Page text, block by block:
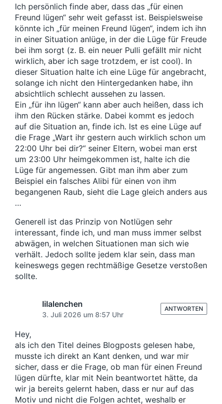
Ich persönlich finde aber, dass das „für einen
Freund lügen“ sehr weit gefasst ist. Beispielsweise
könnte ich „für meinen Freund lügen“, indem ich ihn
in einer Situation anlüge, in der die Lüge für Freude
bei ihm sorgt (z. B. ein neuer Pulli gefällt mir nicht
wirklich, aber ich sage trotzdem, er ist cool). In
dieser Situation halte ich eine Lüge für angebracht,
solange ich nicht den Hintergedanken habe, ihn
absichtlich schlecht aussehen zu lassen.
Ein „für ihn lügen“ kann aber auch heißen, dass ich
ihm den Rücken stärke. Dabei kommt es jedoch
auf die Situation an, finde ich. Ist es eine Lüge auf
die Frage „Wart ihr gestern auch wirklich schon um
22:00 Uhr bei dir?“ seiner Eltern, wobei man erst
um 23:00 Uhr heimgekommen ist, halte ich die
Lüge für angemessen. Gibt man ihm aber zum
Beispiel ein falsches Alibi für einen von ihm
begangenen Raub, sieht die Lage gleich anders aus
…
Generell ist das Prinzip von Notlügen sehr
interessant, finde ich, und man muss immer selbst
abwägen, in welchen Situationen man sich wie
verhält. Jedoch sollte jedem klar sein, dass man
keineswegs gegen rechtmäßige Gesetze verstoßen
sollte.
lilalenchen
3. Juli 2026 um 8:57 Uhr
Hey,
als ich den Titel deines Blogposts gelesen habe,
musste ich direkt an Kant denken, und war mir
sicher, dass er die Frage, ob man für einen Freund
lügen dürfte, klar mit Nein beantwortet hätte, da
wir ja bereits gelernt haben, dass er nur auf das
Motiv und nicht die Folgen achtet, weshalb er
ANTWORTEN